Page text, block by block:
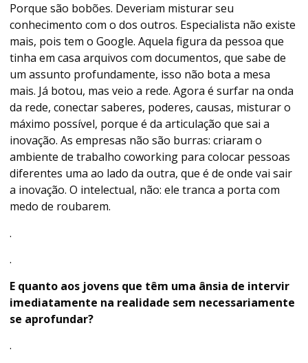
Porque são bobões. Deveriam misturar seu
conhecimento com o dos outros. Especialista não existe
mais, pois tem o Google. Aquela figura da pessoa que
tinha em casa arquivos com documentos, que sabe de
um assunto profundamente, isso não bota a mesa
mais. Já botou, mas veio a rede. Agora é surfar na onda
da rede, conectar saberes, poderes, causas, misturar o
máximo possível, porque é da articulação que sai a
inovação. As empresas não são burras: criaram o
ambiente de trabalho coworking para colocar pessoas
diferentes uma ao lado da outra, que é de onde vai sair
a inovação. O intelectual, não: ele tranca a porta com
medo de roubarem.
.
.
E quanto aos jovens que têm uma ânsia de intervir
imediatamente na realidade sem necessariamente
se aprofundar?
.